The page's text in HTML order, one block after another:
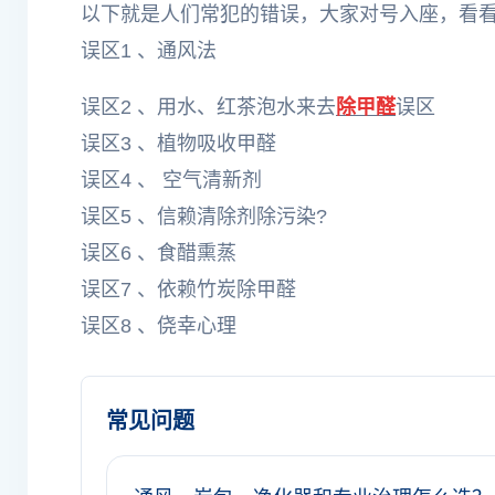
以下就是人们常犯的错误，大家对号入座，看
误区1 、通风法
误区2 、用水、红茶泡水来去 除甲醛误区
误区3 、植物吸收甲醛
误区4 、 空气清新剂
误区5 、信赖清除剂除污染?
误区6 、食醋熏蒸
误区7 、依赖竹炭除甲醛
误区8 、侥幸心理
常见问题